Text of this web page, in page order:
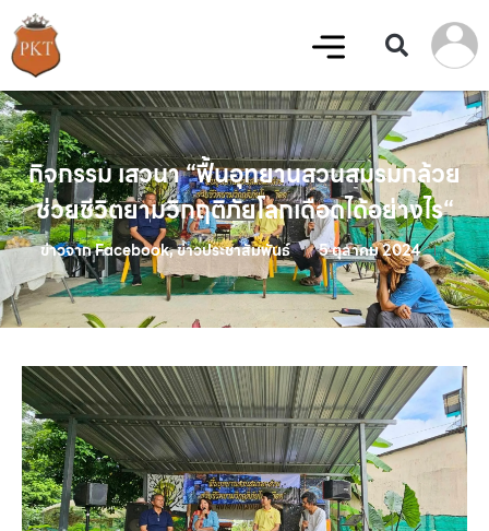
กิจกรรม เสวนา “ฟื้นอุทยานสวนสมรมกล้วย
ช่วยชีวิตยามวิกฤติภัยโลกเดือดได้อย่างไร“
ข่าวจาก Facebook,ข่าวประชาสัมพันธ์ 5 ตุลาคม 2024